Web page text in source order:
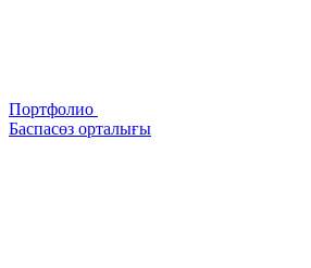
Портфолио
Баспасөз орталығы